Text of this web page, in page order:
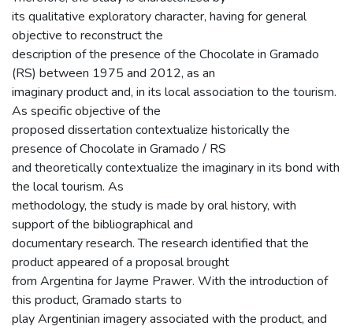
its qualitative exploratory character, having for general
objective to reconstruct the
description of the presence of the Chocolate in Gramado
(RS) between 1975 and 2012, as an
imaginary product and, in its local association to the tourism.
As specific objective of the
proposed dissertation contextualize historically the
presence of Chocolate in Gramado / RS
and theoretically contextualize the imaginary in its bond with
the local tourism. As
methodology, the study is made by oral history, with
support of the bibliographical and
documentary research. The research identified that the
product appeared of a proposal brought
from Argentina for Jayme Prawer. With the introduction of
this product, Gramado starts to
play Argentinian imagery associated with the product, and